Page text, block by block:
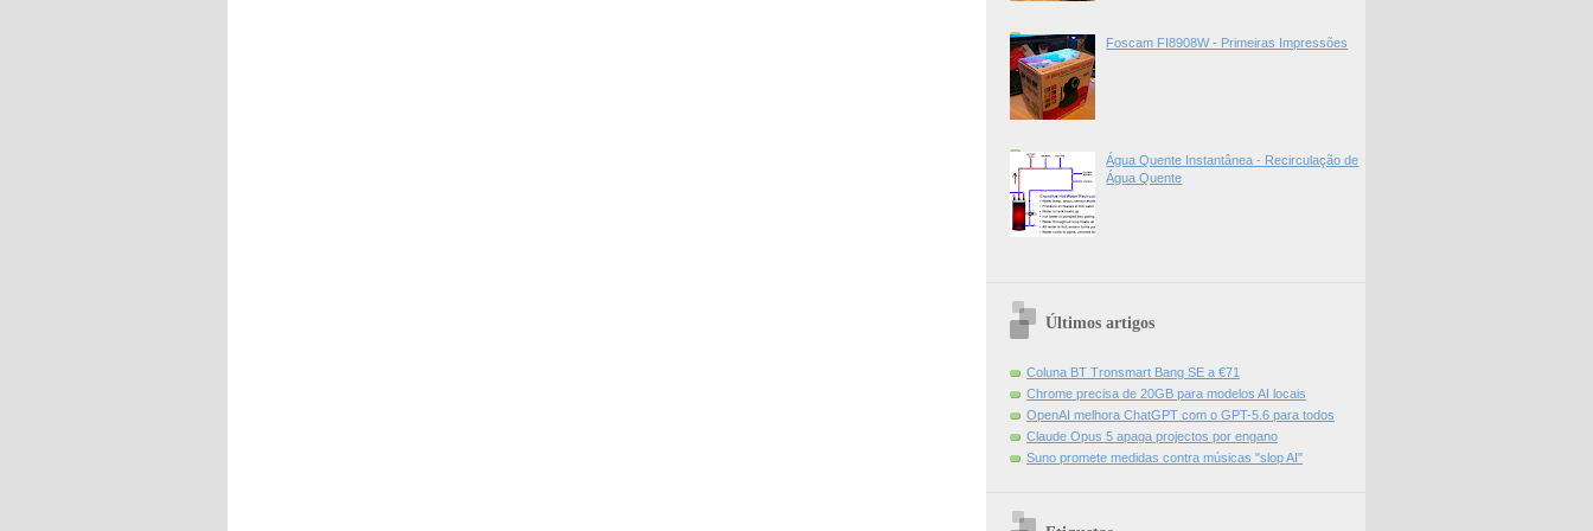
Foscam FI8908W - Primeiras Impressões
Água Quente Instantânea - Recirculação de
Água Quente
Últimos artigos
Coluna BT Tronsmart Bang SE a €71
Chrome precisa de 20GB para modelos AI locais
OpenAI melhora ChatGPT com o GPT-5.6 para todos
Claude Opus 5 apaga projectos por engano
Suno promete medidas contra músicas "slop AI"